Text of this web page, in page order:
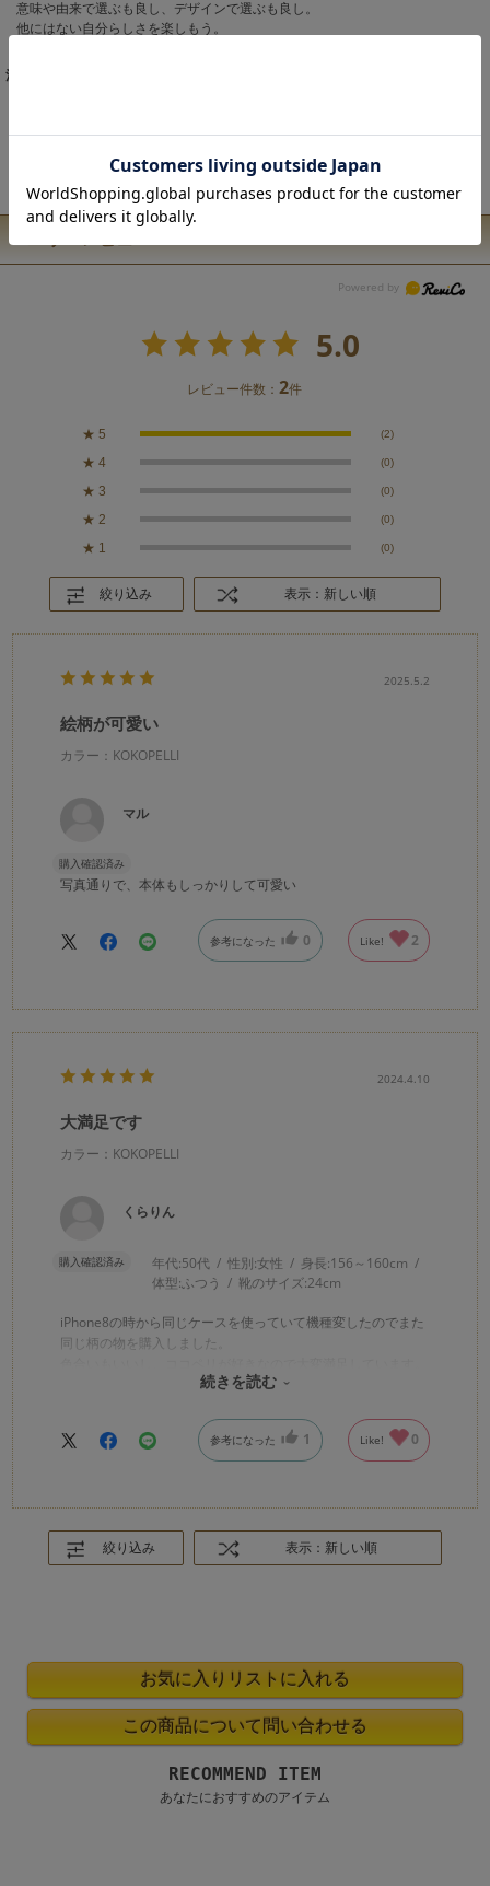
意味や由来で選ぶも良し、デザインで選ぶも良し。
他にはない自分らしさを楽しもう。
注意事項
ップで販売している商品は、実店舗と在庫を共有しています。 ◆お客様のP
C/スマホのモニターの設定により、実際の商品の色味と表示される色に違い
ユーザーレビュー
5.0
レビュー件数：2件
★ 5 (2)
★ 4 (0)
★ 3 (0)
★ 2 (0)
★ 1 (0)
絞り込み 表示：新しい順
2025.5.2
絵柄が可愛い
カラー：KOKOPELLI
マル
購入確認済み
写真通りで、本体もしっかりして可愛い
参考になった 0 Like! 2
2024.4.10
大満足です
カラー：KOKOPELLI
くらりん
購入確認済み 年代:50代 性別:女性 身長:156～160cm
体型:ふつう 靴のサイズ:24cm
iPhone8の時から同じケースを使っていて機種変したのでまた
同じ柄の物を購入しました。
問合せにも迅速に対応して頂きありがとうございました。
続きを読む
参考になった 1 Like! 0
絞り込み 表示：新しい順
RECOMMEND ITEM
あなたにおすすめのアイテム